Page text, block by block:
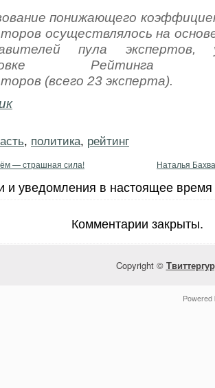
понижающего
осуществлялось на
пула экспертов,
Рейтинга
(всего 23 эксперта).
, политика, рейтинг
— страшная сила! Наталья
и уведомления в настоящее
Комментарии закрыты.
Copyright ©